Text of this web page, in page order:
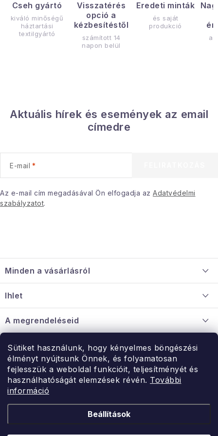
Sütiket használunk, hogy kényelmes böngészési
élményt nyújtsunk Önnek, és folyamatosan
fejlesszük a weboldal funkcióit, teljesítményét és
használhatóságát elemzések révén. További
információ
Beállítások
Cseh gyártó
kiváló minőségű
háztartási
textilgyártó
Visszatérés
opció a
kézbesítéstől
számított 14
napon belül
Eredeti minták
és saját
produkció
Aktuális hírek és események az email
címedre
E-mail
Az e-mail cím megadásával Ön elfogadja az Adatvédelmi
szabályzatot.
á
b
é
c
Minden a vásárlásról
Információ a mellékletről
Nagykereskedelmi együttműködés
Ihlet
A megrendeléseid
Érintkezés
Rendelésem
Érintkezés
Hé-Pé: 9:00-15:00
uzlet@modernvasarlas.hu
Kereskedelem feltételei